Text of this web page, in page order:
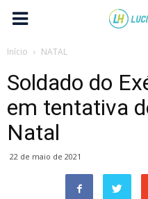
Início NATAL
Soldado do
em tentativa
Natal
22 de maio de 2021